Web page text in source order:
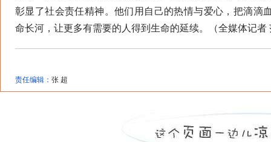
彰显了社会责任精神。他们用自己的热情与爱心，把滴滴
命长河，让更多有需要的人得到生命的延续。（全媒体记者
责任编辑： 张 超